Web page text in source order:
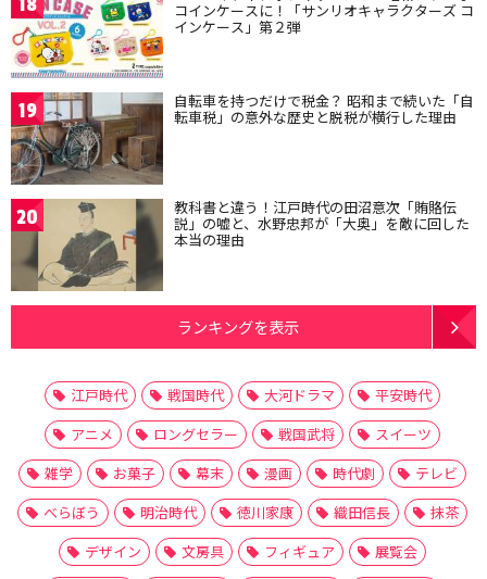
コインケースに！「サンリオキャラクターズ コ
インケース」第２弾
19 自転車を持つだけで税金？ 昭和まで続いた「自
転車税」の意外な歴史と脱税が横行した理由
20 教科書と違う！江戸時代の田沼意次「賄賂伝
説」の嘘と、水野忠邦が「大奥」を敵に回した
本当の理由
ランキングを表示
江戸時代 戦国時代 大河ドラマ
平安時代
アニメ
ロングセラー 戦国武将
スイーツ
雑学
お菓子 幕末 漫画 時代劇
テレビ
べらぼう
明治時代 徳川家康 織田信長
抹茶
デザイン
文房具 フィギュア
展覧会